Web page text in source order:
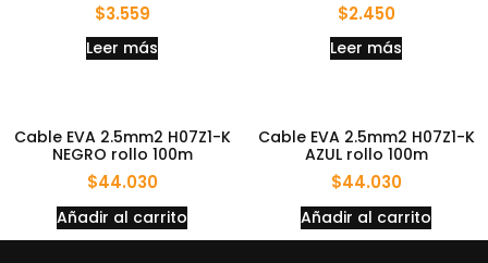
$3.559
Leer más
$2.450
Leer más
Cable EVA 2.5mm2 H07Z1-K
NEGRO rollo 100m
$44.030
Añadir al carrito
Cable EVA 2.5mm2 H07Z1-K
AZUL rollo 100m
$44.030
Añadir al carrito